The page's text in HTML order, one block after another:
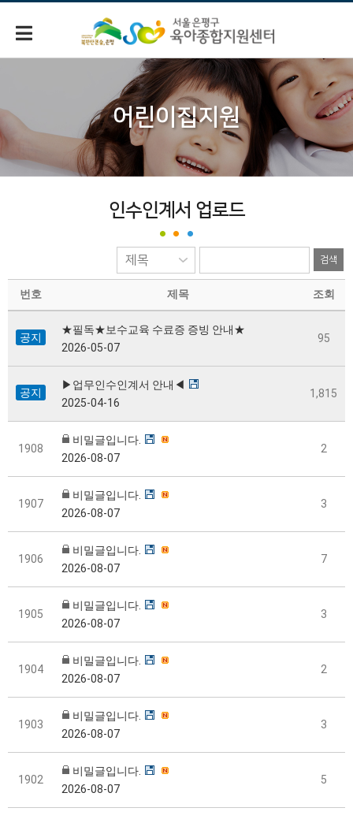
어린이집지원
인수인계서 업로드
검색
번호 제목 조회
공지
★필독★보수교육 수료증 증빙 안내★
2026-05-07
95
공지
▶업무인수인계서 안내◀
2025-04-16
1,815
1908
비밀글입니다.
2026-08-07
2
1907
비밀글입니다.
2026-08-07
3
1906
비밀글입니다.
2026-08-07
7
1905
비밀글입니다.
2026-08-07
3
1904
비밀글입니다.
2026-08-07
2
1903
비밀글입니다.
2026-08-07
3
1902
비밀글입니다.
2026-08-07
5